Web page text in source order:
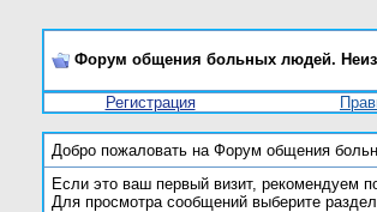
Форум общения больных людей.
Регистрация
Добро пожаловать на Форум общения
Если это ваш первый визит, рекомендуем
Для просмотра сообщений выберите